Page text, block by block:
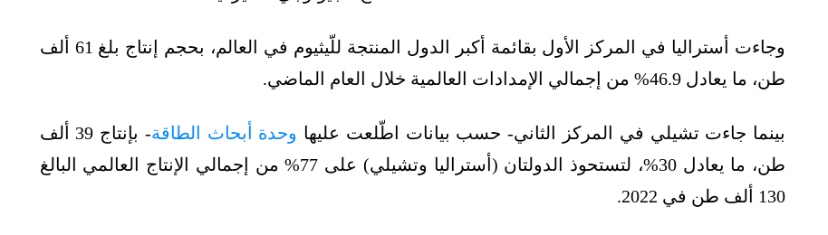
وجاءت أستراليا في المركز الأول بقائمة أكبر الدول المنتجة للّيثيوم في العالم، بحجم إنتاج بلغ 61 ألف
طن، ما يعادل 46.9% من إجمالي الإمدادات العالمية خلال العام الماضي.
بينما جاءت تشيلي في المركز الثاني- حسب بيانات اطّلعت عليها وحدة أبحاث الطاقة
- بإنتاج 39 ألف
طن، ما يعادل 30%، لتستحوذ الدولتان (أستراليا وتشيلي) على 77% من إجمالي الإنتاج العالمي البالغ
130 ألف طن في 2022.